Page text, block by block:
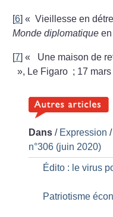
[6]« Vieillesse en
Monde diplomatique
[7]«
Une maison de
», Le Figaro ; 17
Dans / Expression /
n°306 (juin 2020)
Édito : le virus
Patriotisme